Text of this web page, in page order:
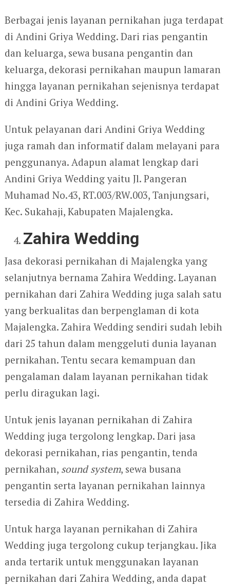
Berbagai jenis layanan pernikahan juga terdapat
di Andini Griya Wedding. Dari rias pengantin
dan keluarga, sewa busana pengantin dan
keluarga, dekorasi pernikahan maupun lamaran
hingga layanan pernikahan sejenisnya terdapat
di Andini Griya Wedding.
Untuk pelayanan dari Andini Griya Wedding
juga ramah dan informatif dalam melayani para
penggunanya. Adapun alamat lengkap dari
Andini Griya Wedding yaitu Jl. Pangeran
Muhamad No.43, RT.003/RW.003, Tanjungsari,
Kec. Sukahaji, Kabupaten Majalengka.
Zahira Wedding
Jasa dekorasi pernikahan di Majalengka yang
selanjutnya bernama Zahira Wedding. Layanan
pernikahan dari Zahira Wedding juga salah satu
yang berkualitas dan berpenglaman di kota
Majalengka. Zahira Wedding sendiri sudah lebih
dari 25 tahun dalam menggeluti dunia layanan
pernikahan. Tentu secara kemampuan dan
pengalaman dalam layanan pernikahan tidak
perlu diragukan lagi.
Untuk jenis layanan pernikahan di Zahira
Wedding juga tergolong lengkap. Dari jasa
dekorasi pernikahan, rias pengantin, tenda
pernikahan, sound system, sewa busana
pengantin serta layanan pernikahan lainnya
tersedia di Zahira Wedding.
Untuk harga layanan pernikahan di Zahira
Wedding juga tergolong cukup terjangkau. Jika
anda tertarik untuk menggunakan layanan
pernikahan dari Zahira Wedding, anda dapat